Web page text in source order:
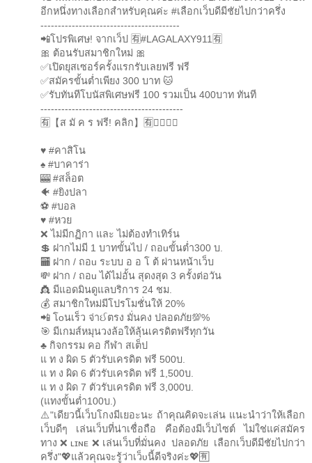
อีกหนึ่งทางเลือกสำหรับคุณค่ะ #เลือกเว็บดีมีชัยไปกว่าครึ่ง
----------------------------------------
📲โปรพิเศษ! จากเว็ป 🈶#LAGALAXY911🈶
🎀 ต้อนรับสมาชิกใหม่ 🎀
✅เปิดยุสเซอร์ครั้งแรกรับเลยฟรี ฟรี
✅สมัครขั้นต่ำเพียง 300 บาท 🐱
✅รับทันทีโบนัสพิเศษฟรี 100 รวมเป็น 400บาท ทันที
-----------------------------------------
🈶【ส มั ค ร ฟรี! คลิก】🈶👇🏻👇🏻
♥️ #คาสิโน
♠️ #บาคาร่า
🎰 #สล็อต
🐠 #ยิงปลา
⚽ #บอล
♥️ #หวย
❌ ไม่มีกฏิกา และ ไม่ต้องทำเทิร์น
💲 ฝากไม่มี 1 บาทขั้นไป / ถอuขั้นต่ำ300 บ.
🏧 ฝาก / ถอu ระบบ อ อ โ ต้ ผ่านหน้าเว็บ
💸 ฝาก / ถอu ได้ไม่อั้น สุดงสุด 3 ครั้งต่อวัน
👸 มีแอดมินดูแลบริการ 24 ชม.
💰 สมาชิกใหม่มีโปรโมชั่นให้ 20%
📲 โoนเร็ว จ่าઈตรง มั่นคง ปลอดภัย💯%
🎯 มีเกมส์หมุนวงล้อให้ลุ้นเครดิตฟรีทุกวัน
♣️ กิจกรรม คอ กีฬา สเต็ป
แ ท ง ผิด 5 ตัวรับเครดิต ฟรี 500บ.
แ ท ง ผิด 6 ตัวรับเครดิต ฟรี 1,500บ.
แ ท ง ผิด 7 ตัวรับเครดิต ฟรี 3,000บ.
(แทงขั้นต่ำ100บ.)
⚠️"เดียวนี้เว็บโกงมีเยอะนะ ถ้าคุณคิดจะเล่น แนะนำว่าให้เลือก
เว็บดีๆ เล่นเว็บที่น่าเชื่อถือ คือต้องมีเว็บไซต์ ไม่ใช่แค่สมัคร
ทาง❌ʟɪɴᴇ❌เล่นเว็บที่มั่นคง ปลอดภัย เลือกเว็บดีมีชัยไปกว่า
ครึ่ง"💖แล้วคุณจะรู้ว่าเว็ᴜนี้ดีจริงค่ะ💖🈶